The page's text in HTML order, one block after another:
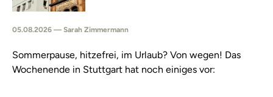
05.08.2026 — Sarah Zimmermann
Sommerpause, hitzefrei, im Urlaub? Von wegen! Das
Wochenende in Stuttgart hat noch einiges vor: